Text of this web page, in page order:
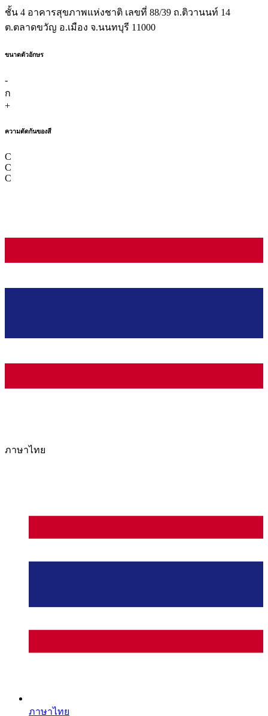
ชั้น 4 อาคารสุขภาพแห่งชาติ เลขที่ 88/39 ถ.ติวานนท์ 14
ต.ตลาดขวัญ อ.เมือง จ.นนทบุรี 11000
ขนาดตัวอักษร
-
ก
+
ความตัดกันของสี
C
C
C
ภาษาไทย
ภาษาไทย